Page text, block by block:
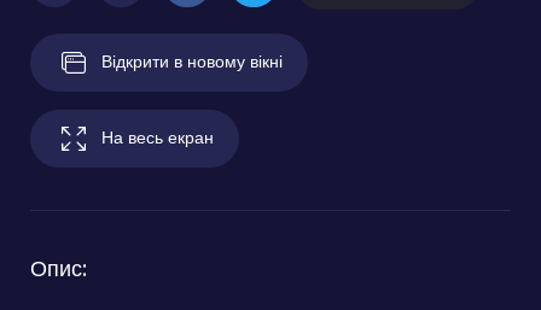
Відкрити в новому вікні
На весь екран
Опис: